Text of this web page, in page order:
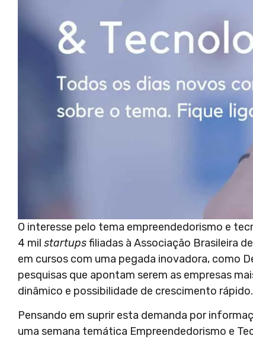
O interesse pelo tema empreendedorismo e
4 mil startupsfiliadas à Associação Brasileira
em cursos com uma pegada inovadora, como
pesquisas que apontam serem as empresas
dinâmico e possibilidade de crescimento rápido.
Pensando em suprir esta demanda por
uma semana temática Empreendedorismo e